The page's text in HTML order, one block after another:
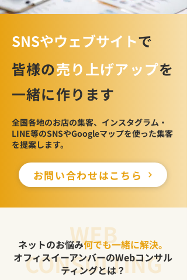
SNSやウェブサイトで
皆様の売り上げアップを
一緒に作ります
全国各地のお店の集客、 インスタグラム・
LINE等のSNSやGoogleマップを使った集客
を提案します。
お問い合わせはこちら
WEB
CONSULTING
ネットのお悩み何でも一緒に解決。
オフィスイーアンバーのWebコンサル
ティングとは？